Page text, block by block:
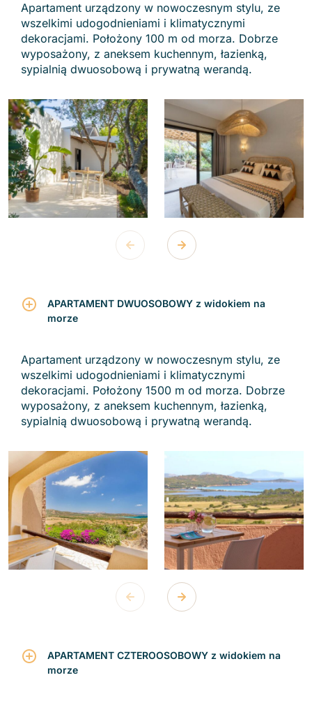
Apartament urządzony w nowoczesnym stylu, ze
wszelkimi udogodnieniami i klimatycznymi
dekoracjami. Położony 100 m od morza. Dobrze
wyposażony, z aneksem kuchennym, łazienką,
sypialnią dwuosobową i prywatną werandą.
APARTAMENT DWUOSOBOWY z widokiem na
morze
Apartament urządzony w nowoczesnym stylu, ze
wszelkimi udogodnieniami i klimatycznymi
dekoracjami. Położony 1500 m od morza. Dobrze
wyposażony, z aneksem kuchennym, łazienką,
sypialnią dwuosobową i prywatną werandą.
APARTAMENT CZTEROOSOBOWY z widokiem na
morze